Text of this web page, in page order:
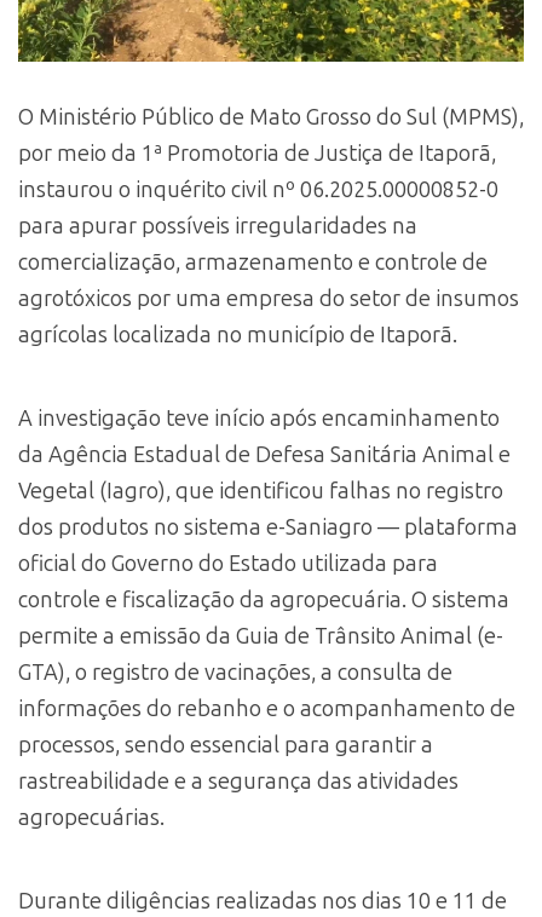
O Ministério Público de Mato Grosso do Sul (MPMS),
por meio da 1ª Promotoria de Justiça de Itaporã,
instaurou o inquérito civil nº 06.2025.00000852-0
para apurar possíveis irregularidades na
comercialização, armazenamento e controle de
agrotóxicos por uma empresa do setor de insumos
agrícolas localizada no município de Itaporã.
A investigação teve início após encaminhamento
da Agência Estadual de Defesa Sanitária Animal e
Vegetal (Iagro), que identificou falhas no registro
dos produtos no sistema e-Saniagro — plataforma
oficial do Governo do Estado utilizada para
controle e fiscalização da agropecuária. O sistema
permite a emissão da Guia de Trânsito Animal (e-
GTA), o registro de vacinações, a consulta de
informações do rebanho e o acompanhamento de
processos, sendo essencial para garantir a
rastreabilidade e a segurança das atividades
agropecuárias.
Durante diligências realizadas nos dias 10 e 11 de